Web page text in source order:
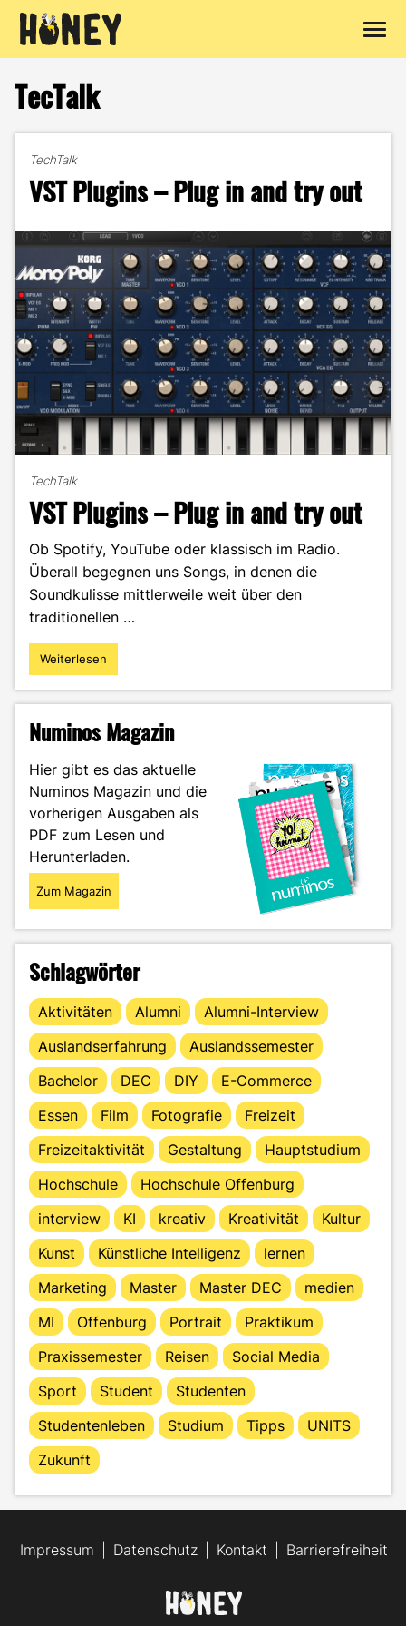
Inhalt
springen
TecTalk
TechTalk
VST Plugins – Plug in and try out
TechTalk
VST Plugins – Plug in and try out
Ob Spotify, YouTube oder klassisch im Radio.
Überall begegnen uns Songs, in denen die
Soundkulisse mittlerweile weit über den
traditionellen …
"VST
Plugins
in
try
out"
Weiterlesen
Numinos Magazin
Hier gibt es das aktuelle
Numinos Magazin und die
vorherigen Ausgaben als
PDF zum Lesen und
Herunterladen.
Zum Magazin
Schlagwörter
Aktivitäten Alumni
Alumni-Interview
Auslandserfahrung
Auslandssemester
Bachelor
DEC DIY
E-Commerce
Essen
Film Fotografie
Freizeit
Freizeitaktivität
Gestaltung
Hauptstudium
Hochschule
Hochschule Offenburg
interview
KI kreativ Kreativität
Kultur
Kunst
Künstliche Intelligenz
lernen
Marketing
Master Master DEC
medien
MI
Offenburg Portrait
Praktikum
Praxissemester
Reisen
Social Media
Sport
Student
Studenten
Studentenleben
Studium Tipps
UNITS
Zukunft
Impressum Datenschutz Kontakt Barrierefreiheit